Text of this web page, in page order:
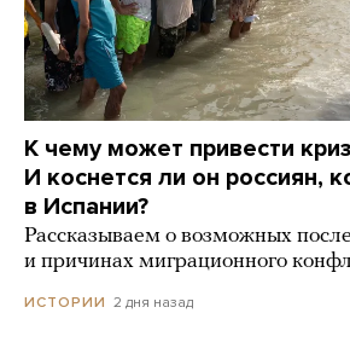
К чему может привести
И коснется ли он россиян,
в Испании?
Рассказываем о возможных
и причинах миграционного
ИСТОРИИ 2 дня назад